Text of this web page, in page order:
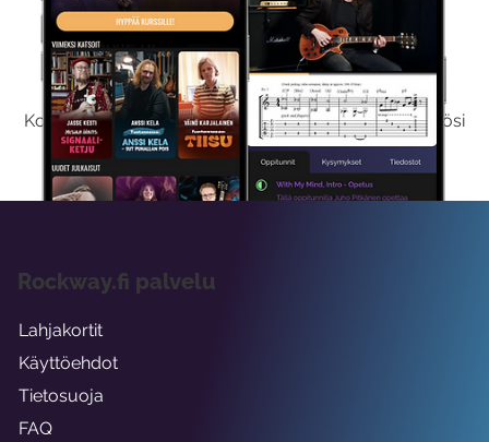
Kokeile Ilmaiseksi
Kokeilemalla ilmaiseksi saat koko sisältömme käyttöösi
viikon ajaksi.
Rockway.fi palvelu
Lahjakortit
Käyttöehdot
Tietosuoja
FAQ